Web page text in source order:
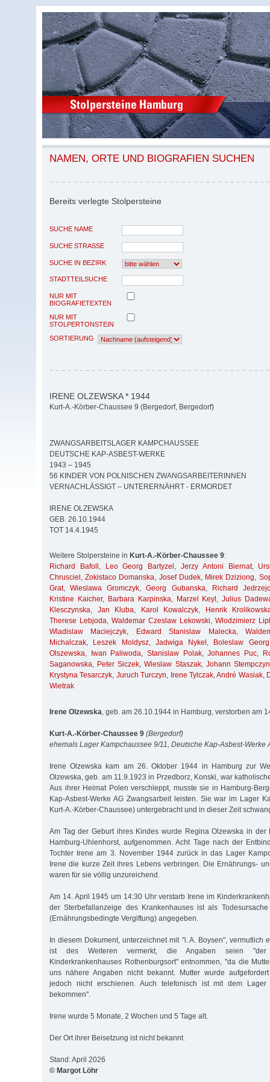
NAMEN, ORTE UND BIOGRAFIEN SUCHEN
Bereits verlegte Stolpersteine
SUCHE NAME
SUCHE STRASSE
SUCHE IN BEZIRK
STADTTEILSUCHE
NUR MIT
BIOGRAFIETEXTEN
NUR MIT
STOLPERTONSTEIN
SORTIERUNG
IRENE OLZEWSKA * 1944
Kurt-A.-Körber-Chaussee 9 (Bergedorf, Bergedorf)
ZWANGSARBEITSLAGER KAMPCHAUSSEE
DEUTSCHE KAP-ASBEST-WERKE
1943 – 1945
56 KINDER VON POLNISCHEN ZWANGSARBEITERINNEN
VERNACHLÄSSIGT – UNTERERNÄHRT - ERMORDET
IRENE OLZEWSKA
GEB. 26.10.1944
TOT 14.4.1945
Weitere Stolpersteine in Kurt-A.-Körber-Chaussee 9:
Richard Bafoll , Leo Georg Bartyzel ,Jerzy Antoni Biernat,
Chrusciel ,Zokistaco Domanska, Josef Dudek, Mirek Dziziong,
Grat,Wieslawa Gromczyk,Georg Gubanska,
Richard
Kristine Kaicher, Barbara Karpinska, Marzel Keyl ,Julius
Klesczynska, Jan Kluba, Karol Kowalczyk,
Henrik
Therese Lebjoda, Waldemar Czeslaw Lekowski, Wlodzimierz
Wladislaw Maciejczyk, Edward Stanislaw Malecka,
Michalczak, Leszek Moldysz, Jadwiga Nykel ,
Boleslaw
Olszewska, Iwan Paliwoda,Stanislaw Polak,Johannes Puc,
Saganowska, Peter Siczek,Wieslaw Staszak, Johann
Krystyna Tesarczyk, Juruch Turczyn, Irene Tylczak,André Wasiak,
Wietrak
Irene Olzewska , geb. am 26.10.1944 in Hamburg, verstorben am
Kurt-A.-Körber-Chaussee 9 (Bergedorf)
ehemals Lager Kampchaussee 9/11, Deutsche Kap-Asbest-Werke
Irene Olzewska kam am 26. Oktober 1944 in Hamburg zur
Olzewska, geb. am 11.9.1923 in Przedborz, Konski, war
Aus ihrer Heimat Polen verschleppt, musste sie in Hamburg-
Kap-Asbest-Werke AG Zwangsarbeit leisten. Sie war im Lager
Kurt-A.-Körber-Chaussee) untergebracht und in dieser Zeit
Am Tag der Geburt ihres Kindes wurde Regina Olzewska in der
Hamburg-Uhlenhorst, aufgenommen. Acht Tage nach der
Tochter Irene am 3. November 1944 zurück in das Lager
Irene die kurze Zeit ihres Lebens verbringen. Die Ernährungs-
waren für sie völlig unzureichend.
Am 14. April 1945 um 14:30 Uhr verstarb Irene im
der Sterbefallanzeige des Krankenhauses ist als Todesursache
(Ernährungsbedingte Vergiftung) angegeben.
In diesem Dokument, unterzeichnet mit "i. A. Boysen", vermutlich
ist des Weiteren vermerkt, die Angaben seien "der
Kinderkrankenhauses Rothenburgsort" entnommen, "da die
uns nähere Angaben nicht bekannt. Mutter wurde
jedoch nicht erschienen. Auch telefonisch ist mit dem
bekommen".
Irene wurde 5 Monate, 2 Wochen und 5 Tage alt.
Der Ort ihrer Beisetzung ist nicht bekannt.
Stand: April 2026
© Margot Löhr